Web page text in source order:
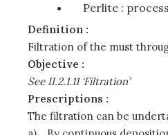
Perlite :
Definition :
Filtration of the must
Objective :
See II.2.1.11 ‘Filtration’
Prescriptions :
The filtration can be